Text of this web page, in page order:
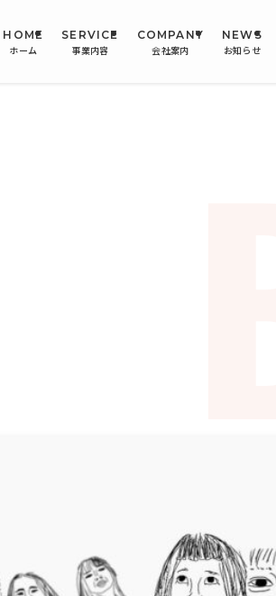
HOME
ホーム
SERVICE
事業内容
COMPANY
会社案内
NEWS
お知らせ